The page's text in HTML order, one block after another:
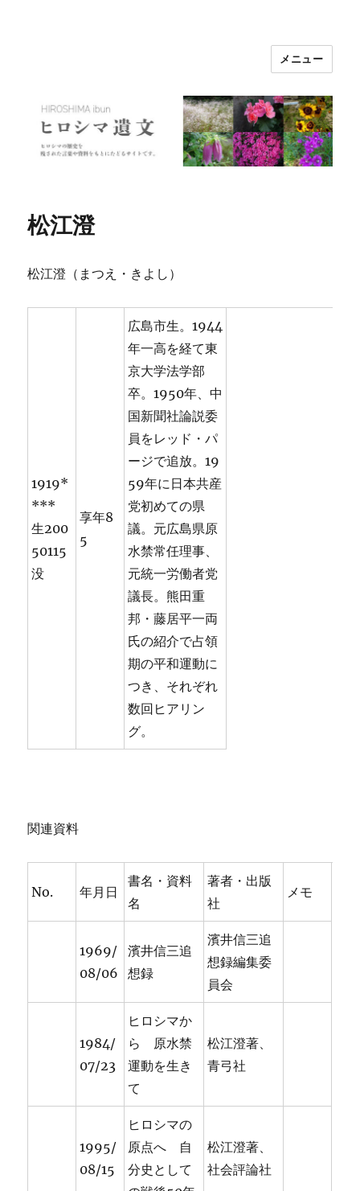
メニュー
松江澄
松江澄（まつえ・きよし）
1919*
***
生200
50115
没
享年8
5
広島市生。1944
年一高を経て東
京大学法学部
卒。1950年、中
国新聞社論説委
員をレッド・パ
ージで追放。19
59年に日本共産
党初めての県
議。元広島県原
水禁常任理事、
元統一労働者党
議長。熊田重
邦・藤居平一両
氏の紹介で占領
期の平和運動に
つき、それぞれ
数回ヒアリン
グ。
関連資料
No. 年月日
書名・資料
名
著者・出版
社
メモ
1969/
08/06
濱井信三追
想録
濱井信三追
想録編集委
員会
1984/
07/23
ヒロシマか
ら 原水禁
運動を生き
て
松江澄著、
青弓社
1995/
08/15
ヒロシマの
原点へ 自
分史として
松江澄著、
社会評論社